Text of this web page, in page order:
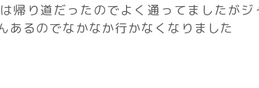
帰り道だったのでよく通ってましたがジ
あるのでなかなか行かなくなりました